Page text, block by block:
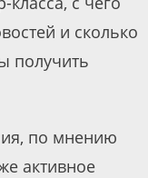
и сколько
получить
по мнению
активное